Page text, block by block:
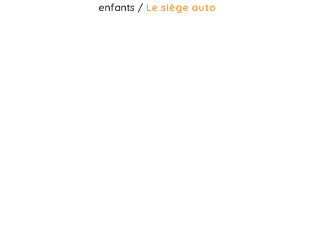
enfants / Le siège auto